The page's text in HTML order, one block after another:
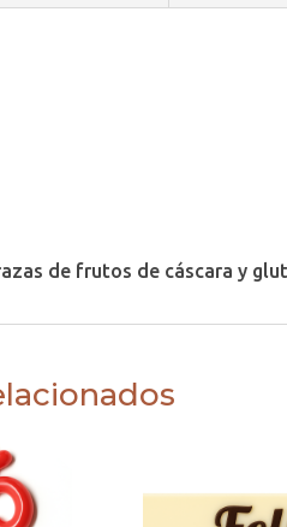
de frutos de cáscara y